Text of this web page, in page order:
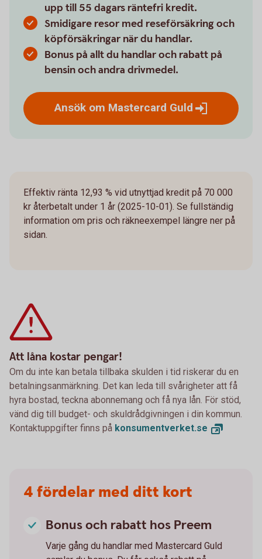
upp till 55 dagars räntefri kredit.
Smidigare resor med reseförsäkring och
köpförsäkringar när du handlar.
Bonus på allt du handlar och rabatt på
bensin och andra drivmedel.
Ansök om Mastercard Guld
Effektiv ränta 12,93 % vid utnyttjad kredit på 70 000
kr återbetalt under 1 år (2025-10-01). Se fullständig
information om pris och räkneexempel längre ner på
sidan.
Att låna kostar pengar!
Om du inte kan betala tillbaka skulden i tid riskerar du en
betalningsanmärkning. Det kan leda till svårigheter att få
hyra bostad, teckna abonnemang och få nya lån. För stöd,
vänd dig till budget- och skuldrådgivningen i din kommun.
Kontaktuppgifter finns på konsumentverket.se
4 fördelar med ditt kort
Bonus och rabatt hos Preem
Varje gång du handlar med Mastercard Guld